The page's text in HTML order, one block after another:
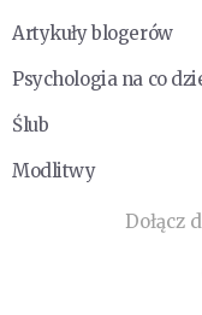
Artykuły blogerów
Psychologia na co
Ślub
Modlitwy
Dołącz